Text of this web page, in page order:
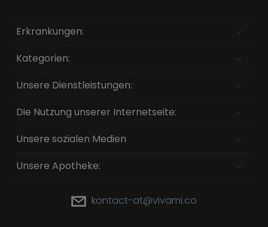
Erkrankungen:
Kategorien:
Unsere Dienstleistungen:
Die Nutzung unserer Internetseite:
Unsere sozialen Medien
Unsere Apotheke:
kontact-at@vivami.co